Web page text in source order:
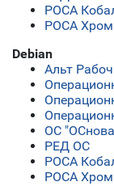
РОСА
РОСА Хром
Debian
Альт
ОС
РЕД ОС
РОСА
РОСА Хром